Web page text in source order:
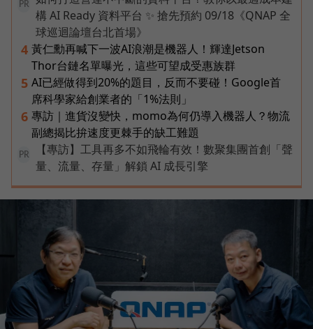
PR
構 AI Ready 資料平台 ✨ 搶先預約 09/18《QNAP 全
球巡迴論壇台北首場》
4 黃仁勳再喊下一波AI浪潮是機器人！輝達Jetson
Thor台鏈名單曝光，這些可望成受惠族群
5 AI已經做得到20%的題目，反而不要碰！Google首
席科學家給創業者的「1%法則」
6 專訪｜進貨沒變快，momo為何仍導入機器人？物流
副總揭比拚速度更棘手的缺工難題
PR
【專訪】工具再多不如飛輪有效！數聚集團首創「聲
量、流量、存量」解鎖 AI 成長引擎